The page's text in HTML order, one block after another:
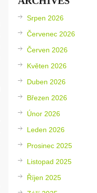
Srpen 2026
Červenec 2026
Červen 2026
Květen 2026
Duben 2026
Březen 2026
Únor 2026
Leden 2026
Prosinec 2025
Listopad 2025
Říjen 2025